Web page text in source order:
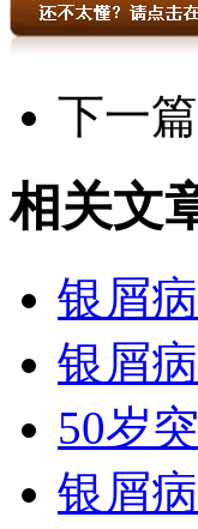
下一篇
相关文
银屑
银屑
50岁
银屑